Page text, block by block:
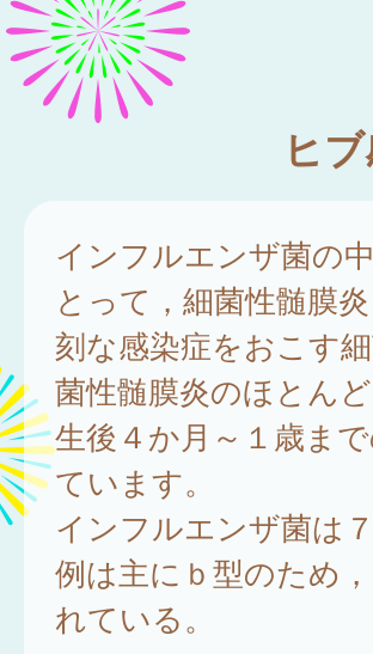
ヒ
インフルエンザ菌の
とって，細菌性髄膜
刻な感染症をおこす
菌性髄膜炎のほとん
生後４か月～１歳ま
ています。
インフルエンザ菌は
例は主にｂ型のため
れている。